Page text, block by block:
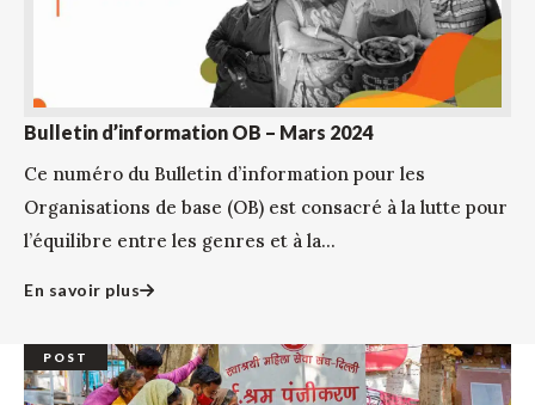
Bulletin d’information OB – Mars 2024
Ce numéro du Bulletin d’information pour les
Organisations de base (OB) est consacré à la lutte pour
l’équilibre entre les genres et à la...
En savoir plus
POST